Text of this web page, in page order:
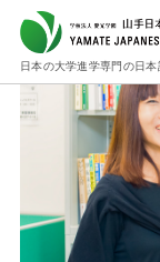
日本の大学進学専門の日本
HOME インタビュー